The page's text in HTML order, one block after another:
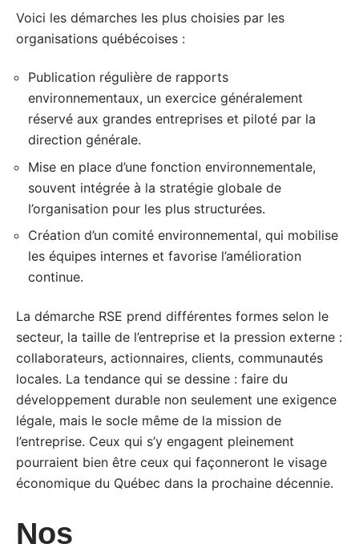
Voici les démarches les plus choisies par les
organisations québécoises :
Publication régulière de rapports
environnementaux, un exercice généralement
réservé aux grandes entreprises et piloté par la
direction générale.
Mise en place d’une fonction environnementale,
souvent intégrée à la stratégie globale de
l’organisation pour les plus structurées.
Création d’un comité environnemental, qui mobilise
les équipes internes et favorise l’amélioration
continue.
La démarche RSE prend différentes formes selon le
secteur, la taille de l’entreprise et la pression externe :
collaborateurs, actionnaires, clients, communautés
locales. La tendance qui se dessine : faire du
développement durable non seulement une exigence
légale, mais le socle même de la mission de
l’entreprise. Ceux qui s’y engagent pleinement
pourraient bien être ceux qui façonneront le visage
économique du Québec dans la prochaine décennie.
Nos